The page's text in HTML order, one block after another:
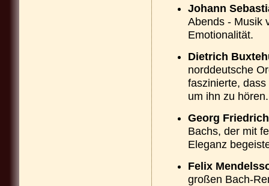
Johann
Abends - Musik
Emotionalität.
Dietrich
norddeutsche
faszinierte,
um ihn zu hören.
Georg
Bachs, der mit
Eleganz
Felix
großen Bach-